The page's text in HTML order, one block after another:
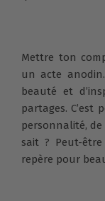
Mettre ton
un acte
beauté et
partages. C’est
personnalité,
sait ? Peut-
repère pour